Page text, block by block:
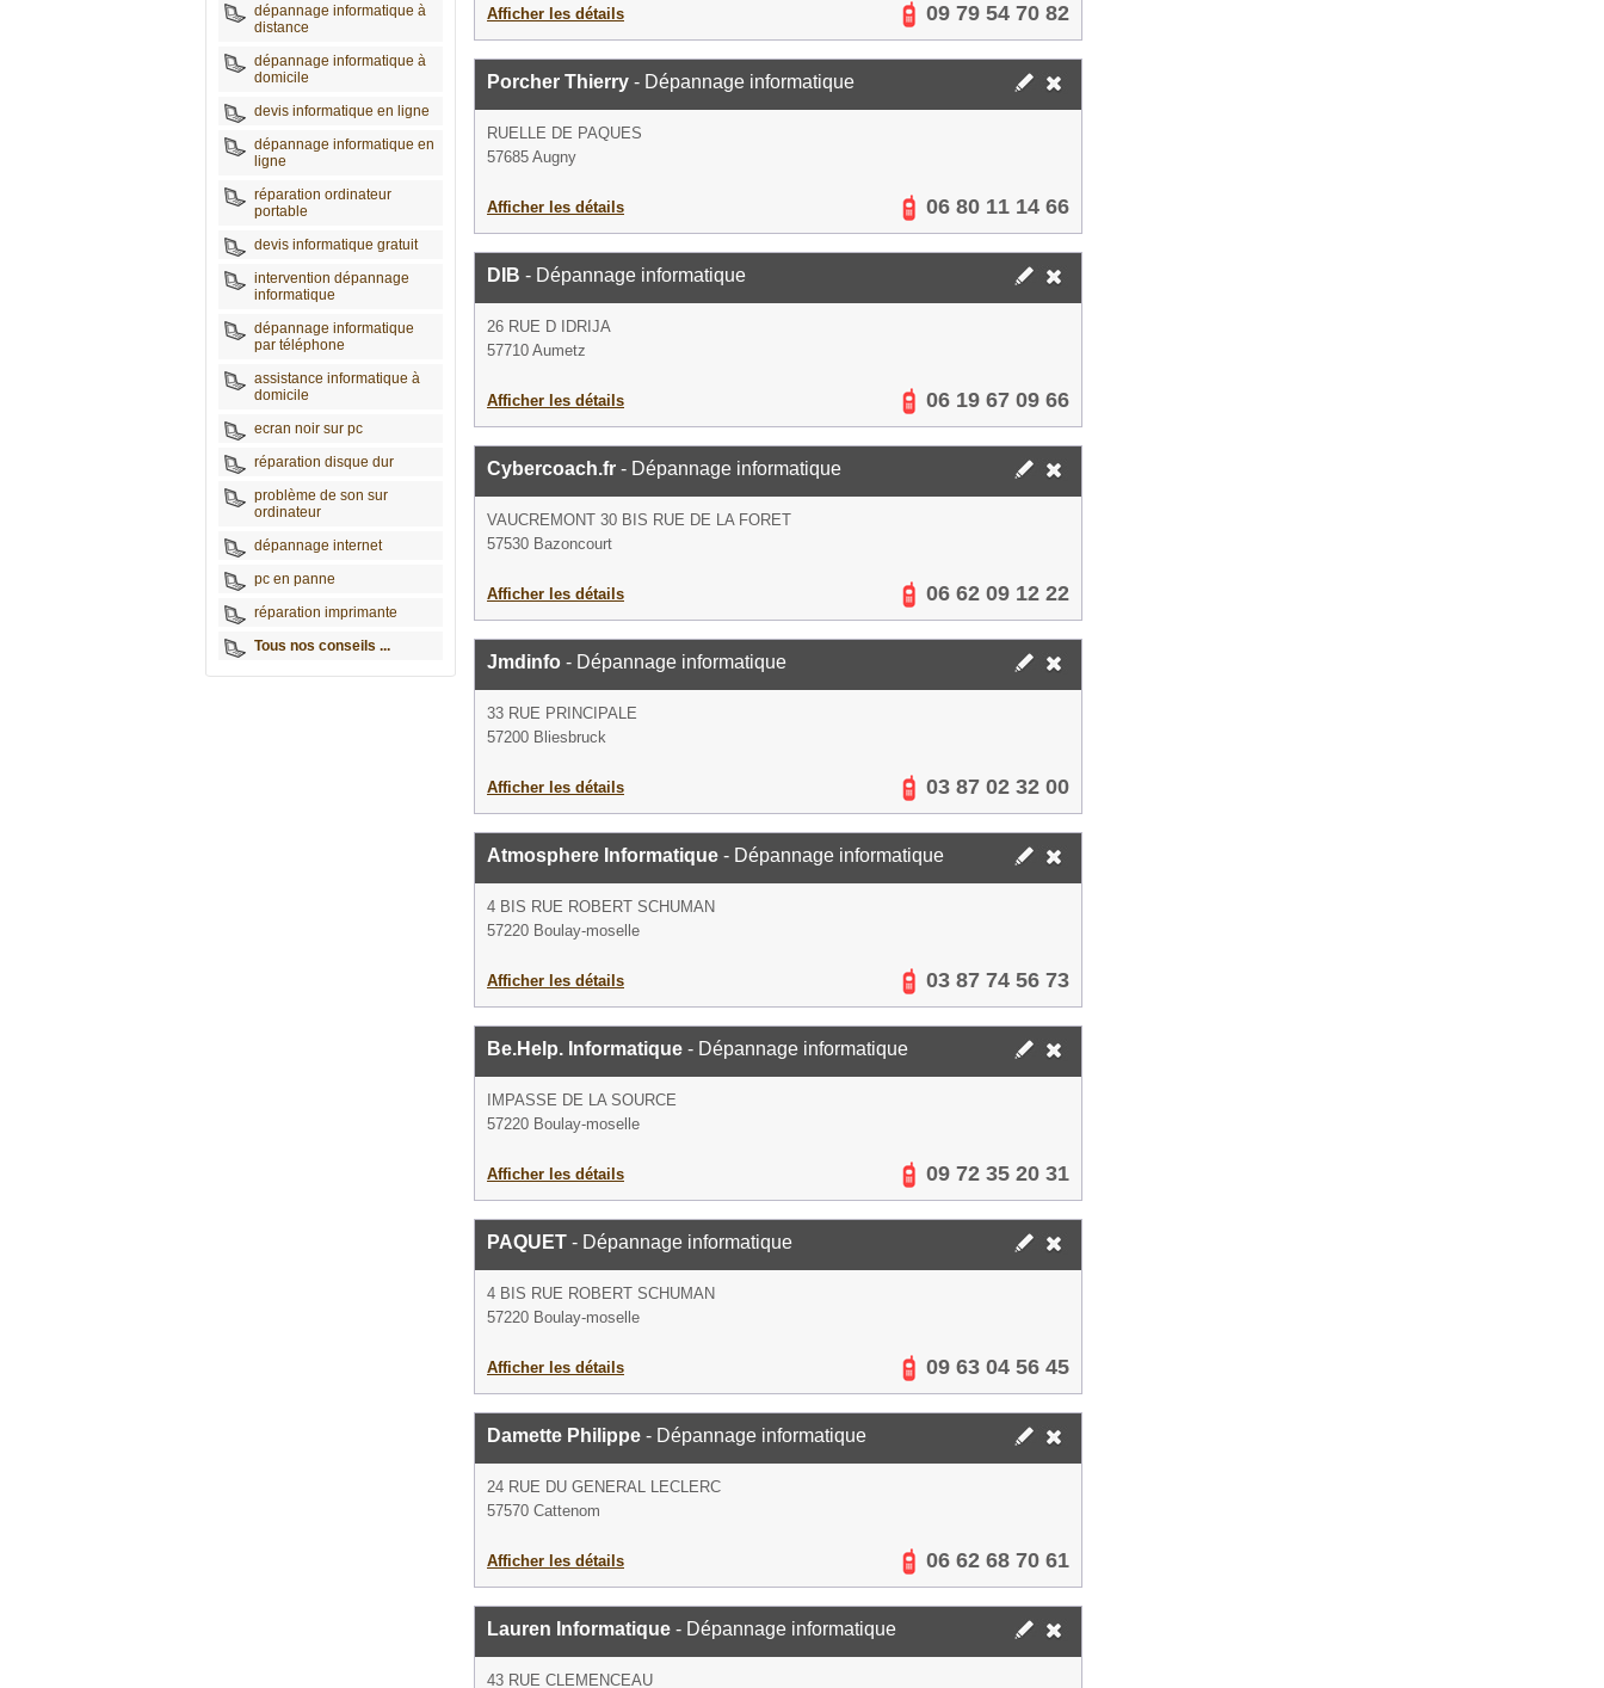
dépannage informatique à
distance
dépannage informatique à
domicile
devis informatique en ligne
dépannage informatique en
ligne
réparation ordinateur
portable
devis informatique gratuit
intervention dépannage
informatique
dépannage informatique
par téléphone
assistance informatique à
domicile
ecran noir sur pc
réparation disque dur
problème de son sur
ordinateur
dépannage internet
pc en panne
réparation imprimante
Tous nos conseils ...
Afficher les détails 09 79 54 70 82
Porcher Thierry - Dépannage informatique
RUELLE DE PAQUES
57685 Augny
Afficher les détails 06 80 11 14 66
DIB - Dépannage informatique
26 RUE D IDRIJA
57710 Aumetz
Afficher les détails 06 19 67 09 66
Cybercoach.fr - Dépannage informatique
VAUCREMONT 30 BIS RUE DE LA FORET
57530 Bazoncourt
Afficher les détails 06 62 09 12 22
Jmdinfo - Dépannage informatique
33 RUE PRINCIPALE
57200 Bliesbruck
Afficher les détails 03 87 02 32 00
Atmosphere Informatique - Dépannage informatique
4 BIS RUE ROBERT SCHUMAN
57220 Boulay-moselle
Afficher les détails 03 87 74 56 73
Be.Help. Informatique - Dépannage informatique
IMPASSE DE LA SOURCE
57220 Boulay-moselle
Afficher les détails 09 72 35 20 31
PAQUET - Dépannage informatique
4 BIS RUE ROBERT SCHUMAN
57220 Boulay-moselle
Afficher les détails 09 63 04 56 45
Damette Philippe - Dépannage informatique
24 RUE DU GENERAL LECLERC
57570 Cattenom
Afficher les détails 06 62 68 70 61
Lauren Informatique - Dépannage informatique
43 RUE CLEMENCEAU